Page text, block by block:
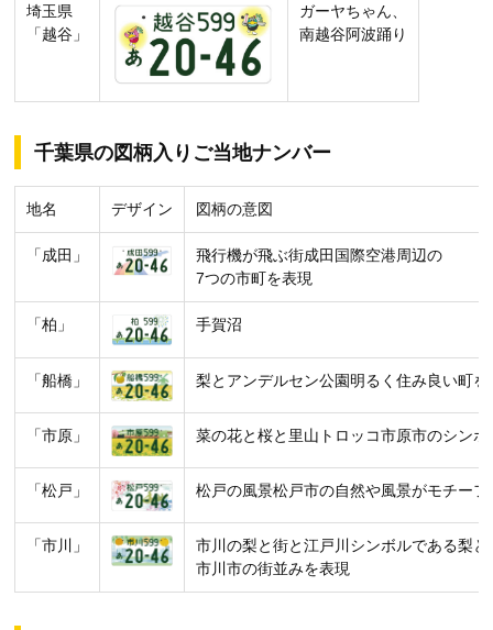
埼玉県
「越谷」
ガーヤちゃん、
南越谷阿波踊り
千葉県の図柄入りご当地ナンバー
地名 デザイン 図柄の意図
「成田」
飛行機が飛ぶ街成田国際空港周辺の
7つの市町を表現
「柏」 手賀沼
「船橋」 梨とアンデルセン公園明るく住み良い町を
「市原」 菜の花と桜と里山トロッコ市原市のシンボ
「松戸」 松戸の風景松戸市の自然や風景がモチーフ
「市川」
市川の梨と街と江戸川シンボルである梨と
市川市の街並みを表現